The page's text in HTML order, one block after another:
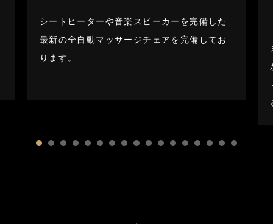
シートヒーターや音楽スピーカーを完備した
最新の全自動マッサージチェアを完備してお
ります。